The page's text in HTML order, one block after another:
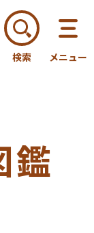
検索 メニュー
鑑